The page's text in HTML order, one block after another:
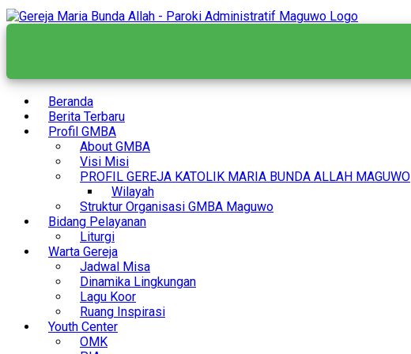
Skip
to
Beranda
Berita Terbaru
Profil GMBA
About GMBA
Visi Misi
PROFIL GEREJA KATOLIK MARIA BUNDA ALLAH MAGUWO
Wilayah
Struktur Organisasi GMBA Maguwo
Bidang Pelayanan
Liturgi
Warta Gereja
Jadwal Misa
Dinamika Lingkungan
Lagu Koor
Ruang Inspirasi
Youth Center
OMK